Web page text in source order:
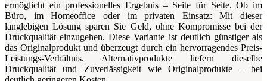
ermöglicht ein professionelles Ergebnis – Seite für Seite. Ob im
Büro, im Homeoffice oder im privaten Einsatz: Mit dieser
langlebigen Lösung sparen Sie Geld, ohne Kompromisse bei der
Druckqualität einzugehen. Diese Variante ist deutlich günstiger als
das Originalprodukt und überzeugt durch ein hervorragendes Preis-
Leistungs-Verhältnis. Alternativprodukte liefern dieselbe
Druckqualität und Zuverlässigkeit wie Originalprodukte – bei